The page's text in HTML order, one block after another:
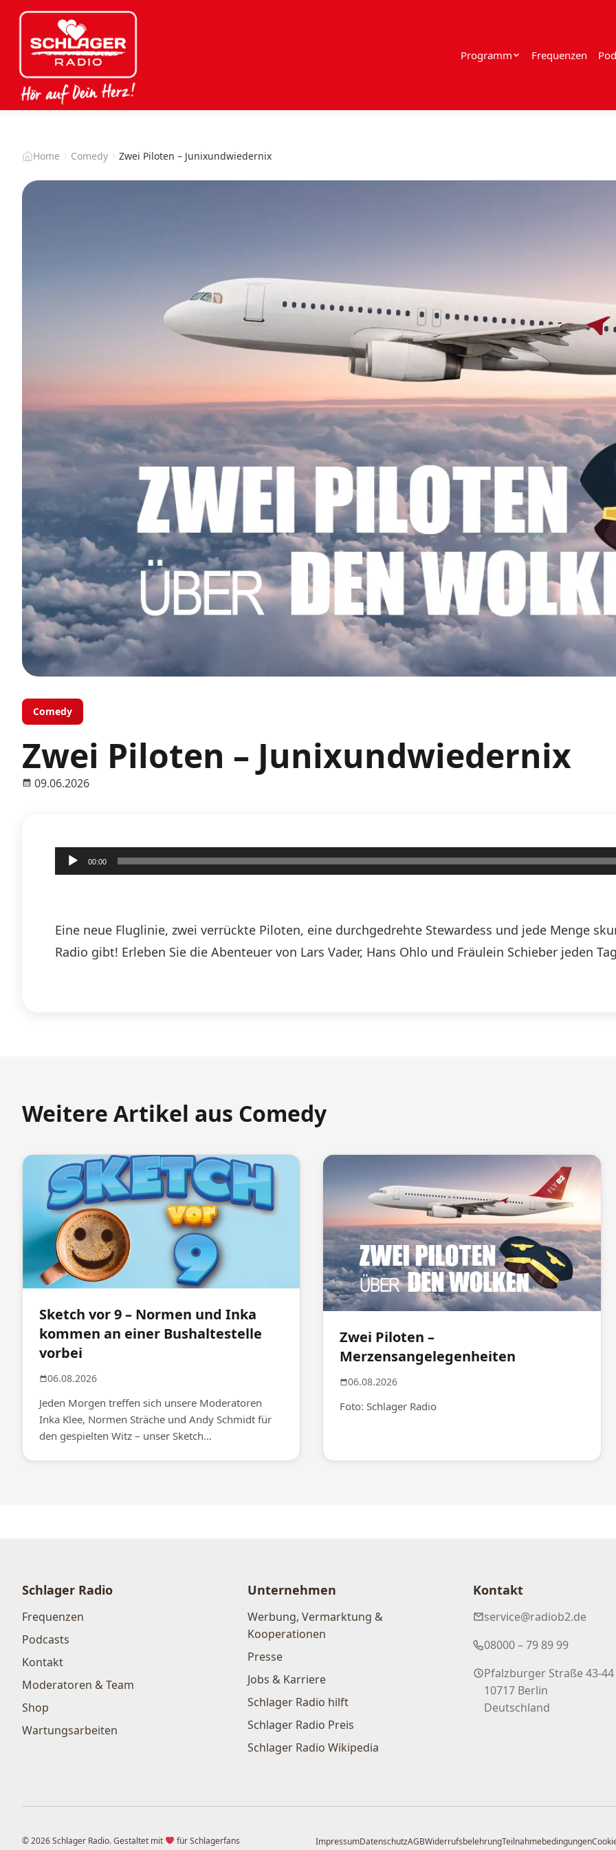
Programm Frequenzen
Home Comedy Zwei Piloten – Junixundwiedernix
Comedy
Zwei Piloten – Junixundwiedernix
09.06.2026
Audio-
Player
00:00
Eine neue Fluglinie, zwei verrückte Piloten, eine durchgedrehte Stewardess und jede Menge
Radio gibt! Erleben Sie die Abenteuer von Lars Vader, Hans Ohlo und Fräulein Schieber jeden
Weitere Artikel aus Comedy
Sketch vor 9 – Normen und Inka
kommen an einer Bushaltestelle
vorbei
06.08.2026
Jeden Morgen treffen sich unsere Moderatoren
Inka Klee, Normen Sträche und Andy Schmidt für
den gespielten Witz – unser Sketch...
Zwei Piloten –
Merzensangelegenheiten
06.08.2026
Foto: Schlager Radio
Schlager Radio
Frequenzen
Podcasts
Kontakt
Moderatoren & Team
Shop
Wartungsarbeiten
Unternehmen
Werbung, Vermarktung &
Kooperationen
Presse
Jobs & Karriere
Schlager Radio hilft
Schlager Radio Preis
Schlager Radio Wikipedia
Kontakt
service@radiob2.de
08000 – 79 89 99
Pfalzburger Straße 43-44
10717 Berlin
Deutschland
© 2026 Schlager Radio. Gestaltet mit für Schlagerfans ImpressumDatenschutzAGBWiderrufsbelehrungTeilnahmebedingungen